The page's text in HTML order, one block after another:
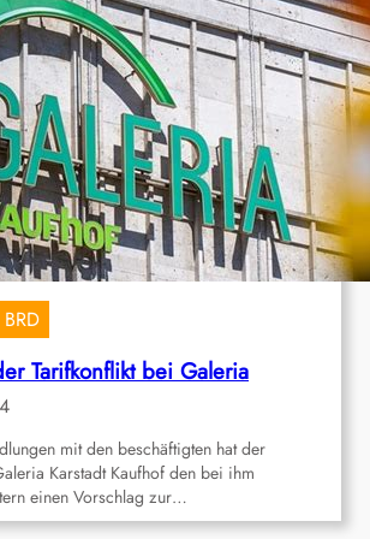
BRD
Tarifkonflikt bei Galeria
mit den beschäftigten hat der
Karstadt Kaufhof den bei ihm
einen Vorschlag zur…